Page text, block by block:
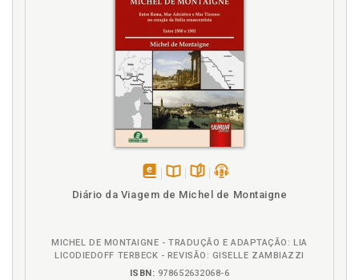
disponível
em
Disponível
páginaspodcast
Diário da Viagem de Michel de Montaigne
MICHEL DE MONTAIGNE - TRADUÇÃO E ADAPTAÇÃO: LIA
LICODIEDOFF TERBECK - REVISÃO: GISELLE ZAMBIAZZI
ISBN: 978652632068-6